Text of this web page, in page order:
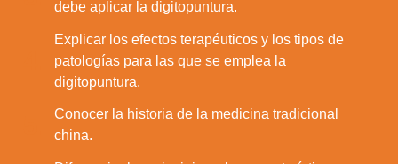
debe aplicar la digitopuntura.
Explicar los efectos terapéuticos y los tipos de
patologías para las que se emplea la
digitopuntura.
Conocer la historia de la medicina tradicional
china.